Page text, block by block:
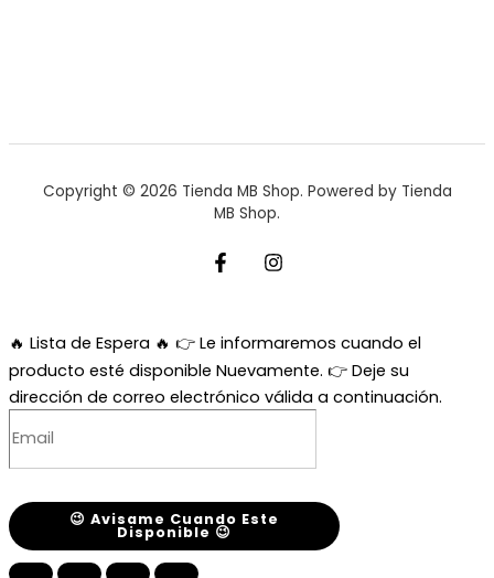
Copyright © 2026 Tienda MB Shop. Powered by Tienda
MB Shop.
🔥 Lista de Espera 🔥 👉 Le informaremos cuando el
producto esté disponible Nuevamente. 👉 Deje su
dirección de correo electrónico válida a continuación.
😉 Avisame Cuando Este
Disponible 😉